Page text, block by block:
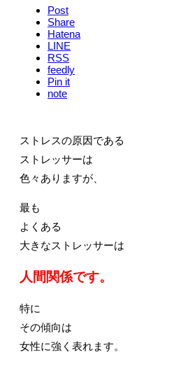
Post
Share
Hatena
LINE
RSS
feedly
Pin it
note
ストレスの原因である
ストレッサーは
色々ありますが、
最も
よくある
大きなストレッサーは
人間関係です。
特に
その傾向は
女性に強く表れます。